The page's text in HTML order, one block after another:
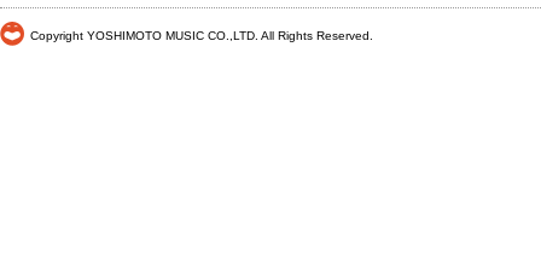
Copyright YOSHIMOTO MUSIC CO.,LTD. All Rights Reserved.